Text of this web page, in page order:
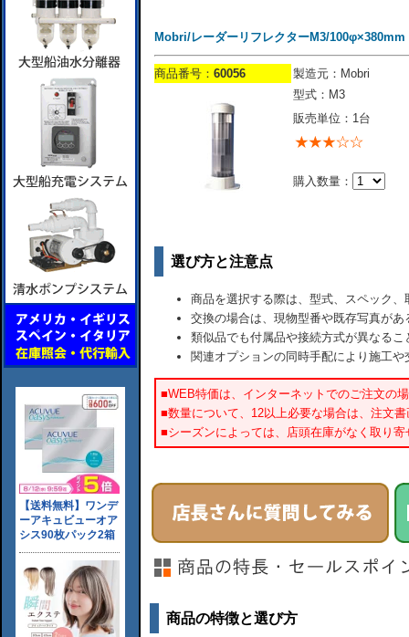
Mobri/レーダーリフレクターM3/100φ×380mm
商品番号： 60056
製造元：Mobri
型式：M3
販売単位：1台
購入数量：
選び方と注意点
商品を選択する際は、型式、スペック
交換の場合は、現物型番や既存写真が
類似品でも付属品や接続方式が異なるこ
関連オプションの同時手配により施工
■WEB特価は、インターネットでのご注文の
■数量について、12以上必要な場合は、注文
■シーズンによっては、店頭在庫がなく取り
商品の特徴と選び方